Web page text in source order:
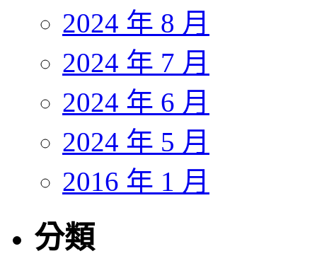
2024 年 8 月
2024 年 7 月
2024 年 6 月
2024 年 5 月
2016 年 1 月
分類